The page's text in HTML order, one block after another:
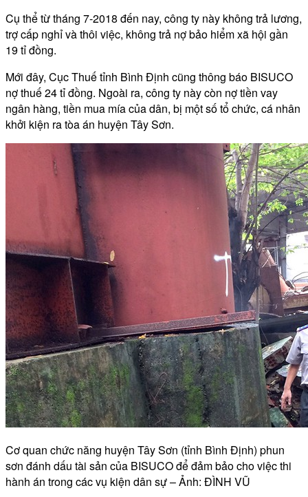
Cụ thể từ tháng 7-2018 đến nay, công ty này không trả lương,
trợ cấp nghỉ và thôi việc, không trả nợ bảo hiểm xã hội gần
19 tỉ đồng.
Mới đây, Cục Thuế tỉnh Bình Định cũng thông báo BISUCO
nợ thuế 24 tỉ đồng. Ngoài ra, công ty này còn nợ tiền vay
ngân hàng, tiền mua mía của dân, bị một số tổ chức, cá nhân
khởi kiện ra tòa án huyện Tây Sơn.
Cơ quan chức năng huyện Tây Sơn (tỉnh Bình Định) phun
sơn đánh dấu tài sản của BISUCO để đảm bảo cho việc thi
hành án trong các vụ kiện dân sự – Ảnh: ĐÌNH VŨ